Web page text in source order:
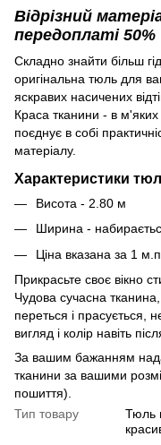
Відрізний
передоплаті 50%
Складно знайти більш
оригінальна тюль для
яскравих насичених
Краса тканини - в
поєднує в собі
матеріалу.
Характеристики
Висота - 2.80 м
Ширина -
Ціна вказана за 1 м.п.
Прикрасьте своє вікно
Чудова сучасна тканина,
переться і прасується,
вигляд і колір навіть
За вашим бажанням
тканини за вашими
пошиття).
Тип товару
Тюль